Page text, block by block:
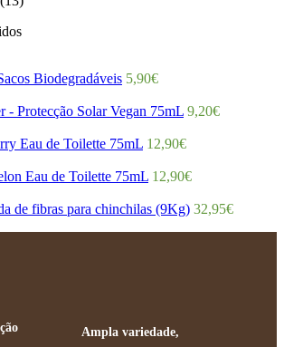
Biodegradáveis 5,90€
- Protecção Solar Vegan 75mL 9,20€
Eau de Toilette 75mL 12,90€
Eau de Toilette 75mL 12,90€
de fibras para chinchilas (9Kg) 32,95€
Ampla variedade,